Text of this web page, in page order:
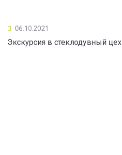
06.10.2021
Экскурсия в стеклодувный цех